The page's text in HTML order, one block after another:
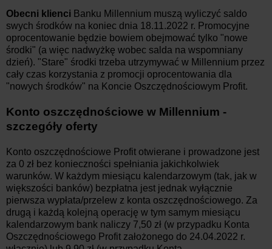
Obecni klienci Banku Millennium muszą wyliczyć saldo
swych środków na koniec dnia 18.11.2022 r. Promocyjne
oprocentowanie będzie bowiem obejmować tylko "nowe
środki" (a więc nadwyżkę wobec salda na wspomniany
dzień). "Stare" środki trzeba utrzymywać w Millennium przez
cały czas korzystania z promocji oprocentowania dla
"nowych środków" na Koncie Oszczędnościowym Profit.
Konto oszczędnościowe w Millennium -
szczegóły oferty
Konto oszczędnościowe Profit otwierane i prowadzone jest
za 0 zł bez konieczności spełniania jakichkolwiek
warunków. W każdym miesiącu kalendarzowym (tak, jak w
większości banków) bezpłatna jest jednak wyłącznie
pierwsza wypłata/przelew z konta oszczędnościowego. Za
drugą i każdą kolejną operację w tym samym miesiącu
kalendarzowym bank naliczy 7,50 zł (w przypadku Konta
Oszczędnościowego Profit założonego do 24.04.2022 r.